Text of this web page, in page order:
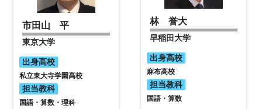
市田山 平
東京大学
出身高校
私立東大寺学園高校
担当教科
国語・算数・理科
林 誉大
早稲田大学
出身高校
麻布高校
担当教科
国語・算数